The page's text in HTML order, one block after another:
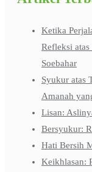
Ketika
Refleksi
Soebahar
Syukur atas
Amanah
Lisan:
Bersyukur:
Hati Bersih
Keikhlasan: